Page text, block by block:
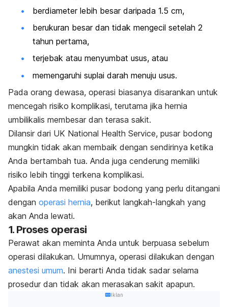
berdiameter lebih besar daripada 1.5 cm,
berukuran besar dan tidak mengecil setelah 2
tahun pertama,
terjebak atau menyumbat usus, atau
memengaruhi suplai darah menuju usus.
Pada orang dewasa, operasi biasanya disarankan untuk
mencegah risiko komplikasi, terutama jika hernia
umbilikalis membesar dan terasa sakit.
Dilansir dari UK National Health Service, pusar bodong
mungkin tidak akan membaik dengan sendirinya ketika
Anda bertambah tua. Anda juga cenderung memiliki
risiko lebih tinggi terkena komplikasi.
Apabila Anda memiliki pusar bodong yang perlu ditangani
dengan operasi hernia, berikut langkah-langkah yang
akan Anda lewati.
1. Proses operasi
Perawat akan meminta Anda untuk berpuasa sebelum
operasi dilakukan. Umumnya, operasi dilakukan dengan
anestesi umum. Ini berarti Anda tidak sadar selama
prosedur dan tidak akan merasakan sakit apapun.
Iklan